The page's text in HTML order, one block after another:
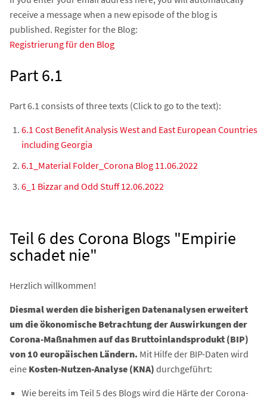
receive a message when a new episode of the blog is
published. Register for the Blog:
Registrierung für den Blog
Part 6.1
Part 6.1 consists of three texts (Click to go to the text):
6.1 Cost Benefit Analysis West and East European Countries
including Georgia
6.1_Material Folder_Corona Blog 11.06.2022
6_1 Bizzar and Odd Stuff 12.06.2022
Teil 6 des Corona Blogs "Empirie
schadet nie"
Herzlich willkommen!
Diesmal werden die bisherigen Datenanalysen erweitert
um die ökonomische Betrachtung der Auswirkungen der
Corona-Maßnahmen auf das Bruttoinlandsprodukt (BIP)
von 10 europäischen Ländern. Mit Hilfe der BIP-Daten wird
eine Kosten-Nutzen-Analyse (KNA) durchgeführt:
Wie bereits im Teil 5 des Blogs wird die Härte der Corona-